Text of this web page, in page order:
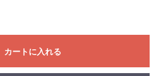
カートに入れる